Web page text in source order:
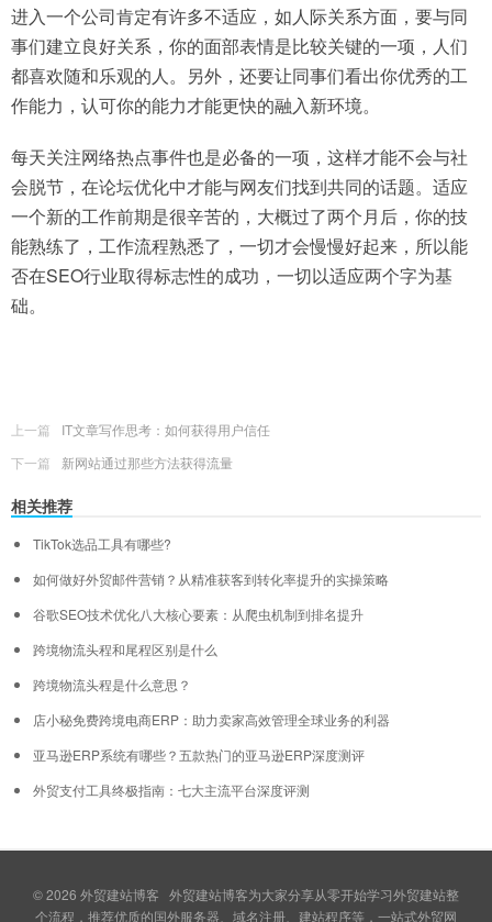
进入一个公司肯定有许多不适应，如人际关系方面，要与同
事们建立良好关系，你的面部表情是比较关键的一项，人们
都喜欢随和乐观的人。另外，还要让同事们看出你优秀的工
作能力，认可你的能力才能更快的融入新环境。
每天关注网络热点事件也是必备的一项，这样才能不会与社
会脱节，在论坛优化中才能与网友们找到共同的话题。适应
一个新的工作前期是很辛苦的，大概过了两个月后，你的技
能熟练了，工作流程熟悉了，一切才会慢慢好起来，所以能
否在SEO行业取得标志性的成功，一切以适应两个字为基
础。
上一篇
IT文章写作思考：如何获得用户信任
下一篇
新网站通过那些方法获得流量
相关推荐
TikTok选品工具有哪些?
如何做好外贸邮件营销？从精准获客到转化率提升的实操策略
谷歌SEO技术优化八大核心要素：从爬虫机制到排名提升
跨境物流头程和尾程区别是什么
跨境物流头程是什么意思？
店小秘免费跨境电商ERP：助力卖家高效管理全球业务的利器
亚马逊ERP系统有哪些？五款热门的亚马逊ERP深度测评
外贸支付工具终极指南：七大主流平台深度评测
© 2026 外贸建站博客 外贸建站博客为大家分享从零开始学习外贸建站整
个流程，推荐优质的国外服务器、域名注册、建站程序等，一站式外贸网